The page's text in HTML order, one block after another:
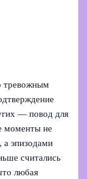
тревожным
— повод для
моменты не
а эпизодами
считались
любая